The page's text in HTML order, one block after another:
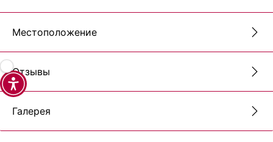
Местоположение
Отзывы
Галерея